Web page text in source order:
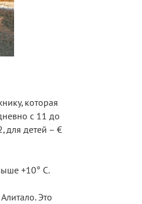
которая
с 11 до
для детей – €
+10° С.
Это